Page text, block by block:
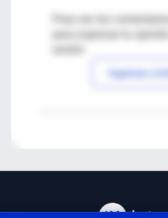
Para ver los
Ingresar a